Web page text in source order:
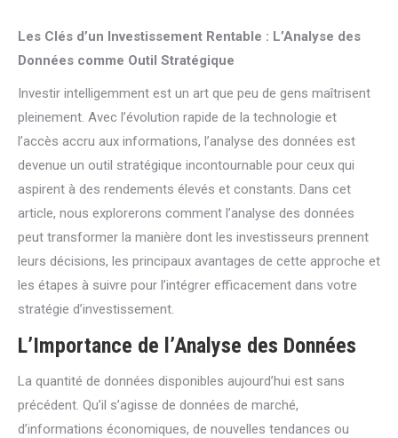
Les Clés d’un Investissement Rentable : L’Analyse des
Données comme Outil Stratégique
Investir intelligemment est un art que peu de gens maîtrisent
pleinement. Avec l’évolution rapide de la technologie et
l’accès accru aux informations, l’analyse des données est
devenue un outil stratégique incontournable pour ceux qui
aspirent à des rendements élevés et constants. Dans cet
article, nous explorerons comment l’analyse des données
peut transformer la manière dont les investisseurs prennent
leurs décisions, les principaux avantages de cette approche et
les étapes à suivre pour l’intégrer efficacement dans votre
stratégie d’investissement.
L’Importance de l’Analyse des Données
La quantité de données disponibles aujourd’hui est sans
précédent. Qu’il s’agisse de données de marché,
d’informations économiques, de nouvelles tendances ou